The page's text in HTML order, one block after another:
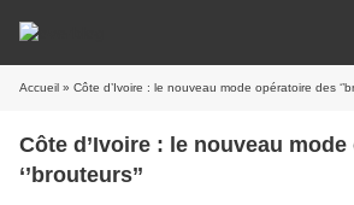
Accueil » Côte d’Ivoire : le nouveau mode opératoire des
Côte d’Ivoire : le nouveau
‘’brouteurs’’